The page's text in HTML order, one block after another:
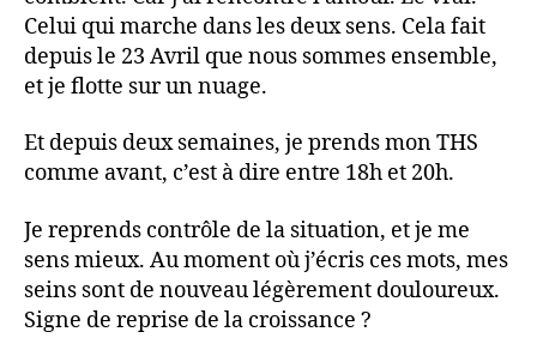
Celui qui marche dans les deux sens. Cela fait
depuis le 23 Avril que nous sommes ensemble,
et je flotte sur un nuage.
Et depuis deux semaines, je prends mon THS
comme avant, c’est à dire entre 18h et 20h.
Je reprends contrôle de la situation, et je me
sens mieux. Au moment où j’écris ces mots, mes
seins sont de nouveau légèrement douloureux.
Signe de reprise de la croissance ?